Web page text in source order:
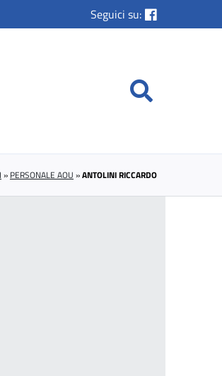
Seguici su:
» PERSONALE AOU »ANTOLINI RICCARDO